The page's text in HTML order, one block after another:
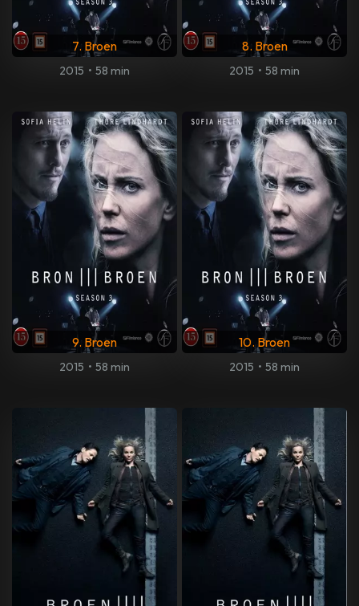
7. Broen
2015 • 58 min
8. Broen
2015 • 58 min
9. Broen
2015 • 58 min
10. Broen
2015 • 58 min